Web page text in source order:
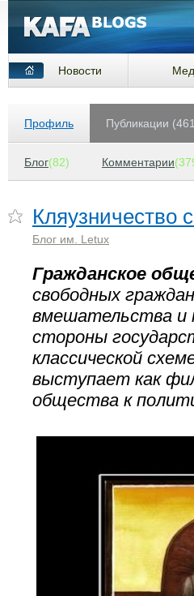
Новости
Профиль Публикации
Блог(82) Комментарии
Кляузничество
Блог им. Letux
Гражданское
свободных
вмешательства и
стороны
классической
выступает как
общества к